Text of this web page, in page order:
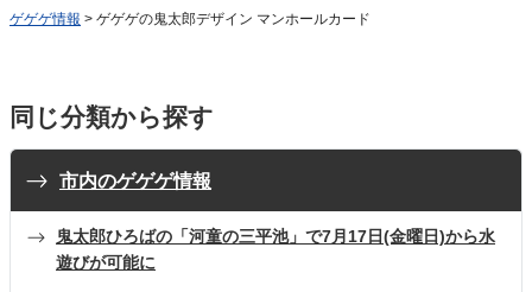
ゲゲゲ情報 > ゲゲゲの鬼太郎デザイン マンホールカード
同じ分類から探す
市内のゲゲゲ情報
鬼太郎ひろばの「河童の三平池」で7月17日(金曜日)から水
遊びが可能に